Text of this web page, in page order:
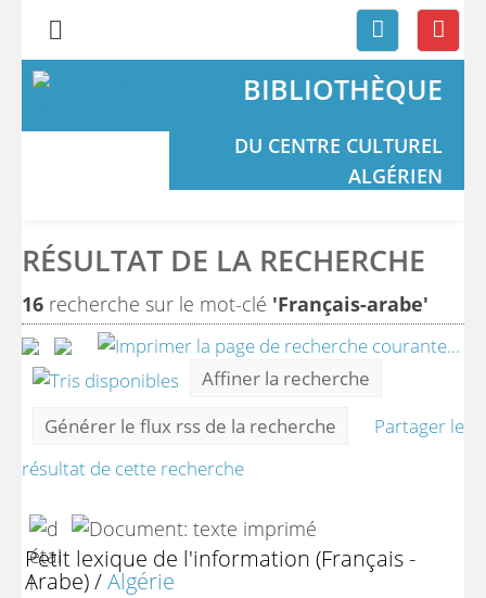
BIBLIOTHÈQUE
DU CENTRE CULTUREL
ALGÉRIEN
RÉSULTAT DE LA RECHERCHE
16 recherche sur le mot-clé 'Français-arabe'
Affiner la recherche
Générer le flux rss de la recherche
Partager le
résultat de cette recherche
Petit lexique de l'information (Français -
Arabe)/Algérie